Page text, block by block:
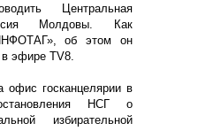
Центральная
Молдовы. Как
об этом он
эфире TV8.
офис госканцелярии в
НСГ о
избирательной